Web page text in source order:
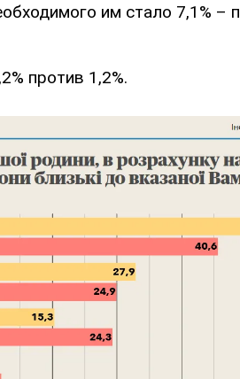
им стало 7,1% –
против 1,2%.